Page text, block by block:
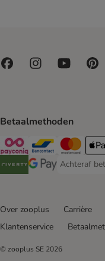
Betaalmethoden
Payconiq Payment Method
BancontactMastercard
Riverty Payment Method
Google Pay Payment
Achteraf
Achteraf
Over zooplus Carrière
Klantenservice
© zooplus SE 2026